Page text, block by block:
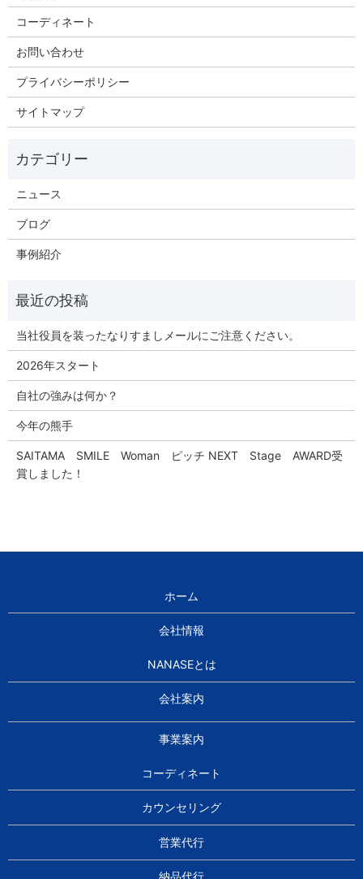
コーディネート
お問い合わせ
プライバシーポリシー
サイトマップ
ニュース
ブログ
事例紹介
当社役員を装ったなりすましメールにご注意ください。
2026年スタート
自社の強みは何か？
今年の熊手
SAITAMA SMILE Woman ピッチ NEXT Stage AWARD受
賞しました！
ホーム
会社情報
NANASEとは
会社案内
事業案内
コーディネート
カウンセリング
営業代行